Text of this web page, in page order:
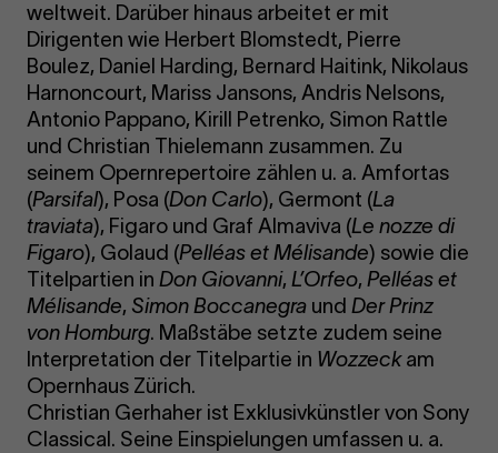
weltweit. Darüber hinaus arbeitet er mit
Dirigenten wie Herbert Blomstedt, Pierre
Boulez, Daniel Harding, Bernard Haitink, Nikolaus
Harnoncourt, Mariss Jansons, Andris Nelsons,
Antonio Pappano, Kirill Petrenko, Simon Rattle
und Christian Thielemann zusammen. Zu
seinem Opernrepertoire zählen u. a. Amfortas
(Parsifal), Posa (Don Carlo), Germont (La
traviata), Figaro und Graf Almaviva (Le nozze di
Figaro), Golaud (Pelléas et Mélisande) sowie die
Titelpartien inDon Giovanni,L’Orfeo,Pelléas et
Mélisande, Simon Boccanegra undDer Prinz
von Homburg. Maßstäbe setzte zudem seine
Interpretation der Titelpartie in Wozzeckam
Opernhaus Zürich.
Christian Gerhaher ist Exklusivkünstler von Sony
Classical. Seine Einspielungen umfassen u. a.